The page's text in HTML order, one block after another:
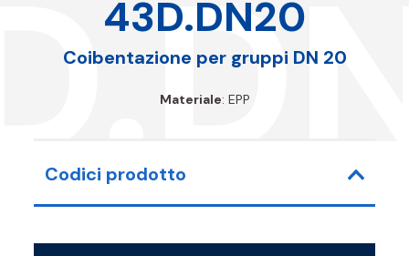
43D.DN20
Coibentazione per gruppi DN 20
Materiale: EPP
Codici prodotto